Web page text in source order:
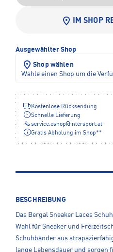
IM SHOP
Ausgewählter Shop
Shop wählen
Wähle einen Shop um die
Kostenlose Rücksendung
Schnelle Lieferung
service.eshop@intersport.at
Gratis Abholung im Shop**
BESCHREIBUNG
Das Bergal Sneaker Laces
Wahl für Sneaker und
Schuhbänder aus
lange Lebensdauer und sorgen